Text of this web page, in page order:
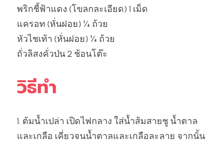
พริกชี้ฟ้าแดง (โขลกละเอียด) 1 เม็ด
แครอท (หั่นฝอย) ¼ ถ้วย
หัวไชเท้า (หั่นฝอย) ¼ ถ้วย
ถั่วลิสงคั่วป่น 2 ช้อนโต๊ะ
วิธีทำ
1. ต้มน้ำเปล่า เปิดไฟกลาง ใส่น้ำส้มสายชู น้ำตาล
และเกลือ เคี่ยวจนน้ำตาลและเกลือละลาย จากนั้น